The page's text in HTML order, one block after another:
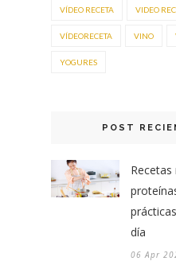
VÍDEO RECETA VIDEO
VÍDEORECETA VINO
YOGURES
POST
Recetas
día
06 Apr